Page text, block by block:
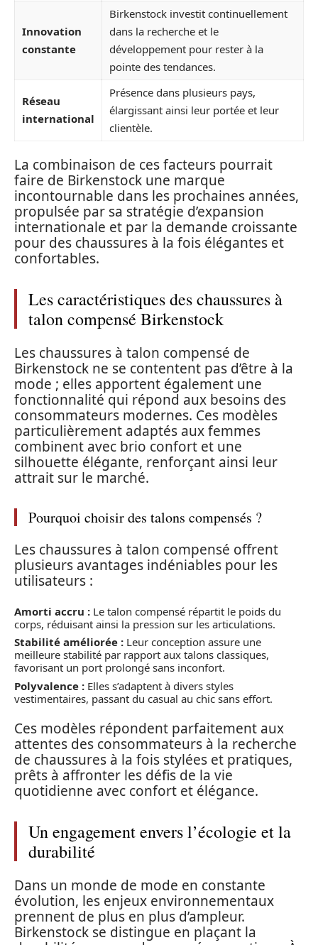
Innovation
constante
Birkenstock investit continuellement
dans la recherche et le
développement pour rester à la
pointe des tendances.
Réseau
international
Présence dans plusieurs pays,
élargissant ainsi leur portée et leur
clientèle.
La combinaison de ces facteurs pourrait
faire de Birkenstock une marque
incontournable dans les prochaines années,
propulsée par sa stratégie d’expansion
internationale et par la demande croissante
pour des chaussures à la fois élégantes et
confortables.
Les caractéristiques des chaussures à
talon compensé Birkenstock
Les chaussures à talon compensé de
Birkenstock ne se contentent pas d’être à la
mode ; elles apportent également une
fonctionnalité qui répond aux besoins des
consommateurs modernes. Ces modèles
particulièrement adaptés aux femmes
combinent avec brio confort et une
silhouette élégante, renforçant ainsi leur
attrait sur le marché.
Pourquoi choisir des talons compensés ?
Les chaussures à talon compensé offrent
plusieurs avantages indéniables pour les
utilisateurs :
Amorti accru : Le talon compensé répartit le poids du
corps, réduisant ainsi la pression sur les articulations.
Stabilité améliorée : Leur conception assure une
meilleure stabilité par rapport aux talons classiques,
favorisant un port prolongé sans inconfort.
Polyvalence : Elles s’adaptent à divers styles
vestimentaires, passant du casual au chic sans effort.
Ces modèles répondent parfaitement aux
attentes des consommateurs à la recherche
de chaussures à la fois stylées et pratiques,
prêts à affronter les défis de la vie
quotidienne avec confort et élégance.
Un engagement envers l’écologie et la
durabilité
Dans un monde de mode en constante
évolution, les enjeux environnementaux
prennent de plus en plus d’ampleur.
Birkenstock se distingue en plaçant la